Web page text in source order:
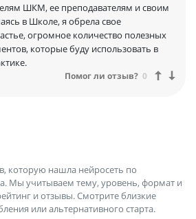
ШКМ, ее преподавателям и своим
в Школе, я обрела свое
огромное количество полезных
которые буду использовать в
Помог ли отзыв? 0
которую нашла нейросеть по
Мы учитываем тему, уровень, формат и
и отзывы. Смотрите близкие
или альтернативного старта.